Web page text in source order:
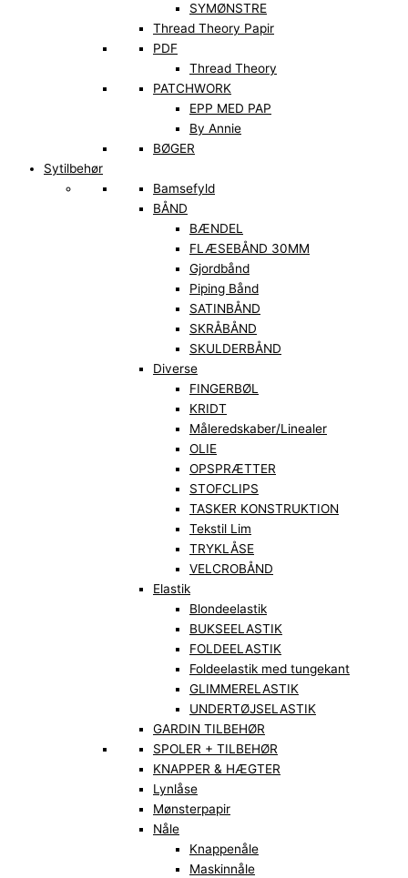
SYMØNSTRE
Thread Theory Papir
PDF
Thread Theory
PATCHWORK
EPP MED PAP
By Annie
BØGER
Sytilbehør
Bamsefyld
BÅND
BÆNDEL
FLÆSEBÅND 30MM
Gjordbånd
Piping Bånd
SATINBÅND
SKRÅBÅND
SKULDERBÅND
Diverse
FINGERBØL
KRIDT
Måleredskaber/Linealer
OLIE
OPSPRÆTTER
STOFCLIPS
TASKER KONSTRUKTION
Tekstil Lim
TRYKLÅSE
VELCROBÅND
Elastik
Blondeelastik
BUKSEELASTIK
FOLDEELASTIK
Foldeelastik med tungekant
GLIMMERELASTIK
UNDERTØJSELASTIK
GARDIN TILBEHØR
SPOLER + TILBEHØR
KNAPPER & HÆGTER
Lynlåse
Mønsterpapir
Nåle
Knappenåle
Maskinnåle